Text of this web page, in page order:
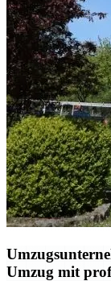
Umzug mit